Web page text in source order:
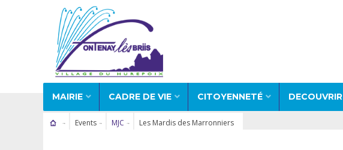
MAIRIE CADRE DE VIE CITOYENNETÉ DECOUVRIR
Events MJC Les Mardis des Marronniers